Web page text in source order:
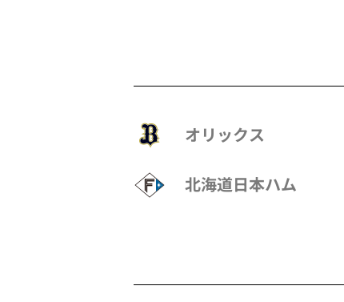
オリックス
北海道日本ハム